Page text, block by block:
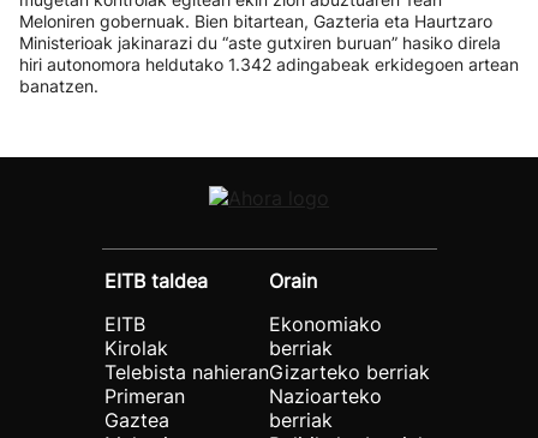
Meloniren gobernuak. Bien bitartean, Gazteria eta Haurtzaro
Ministerioak jakinarazi du “aste gutxiren buruan” hasiko direla
hiri autonomora heldutako 1.342 adingabeak erkidegoen artean
banatzen.
EITB taldea
EITB
Kirolak
Telebista nahieran
Primeran
Gaztea
Orain
Ekonomiako
berriak
Gizarteko berriak
Nazioarteko
berriak